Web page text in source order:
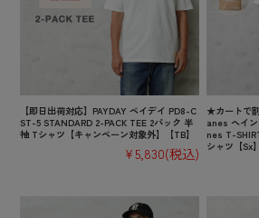
【即日出荷対応】PAYDAY ペイデイ PD8-C
ST-5 STANDARD 2-PACK TEE 2パック 半
袖 Tシャツ【キャンペーン対象外】【TB】
¥5,830(税込)
★カートで
anes ヘイン
nes T-
シャツ【Sx